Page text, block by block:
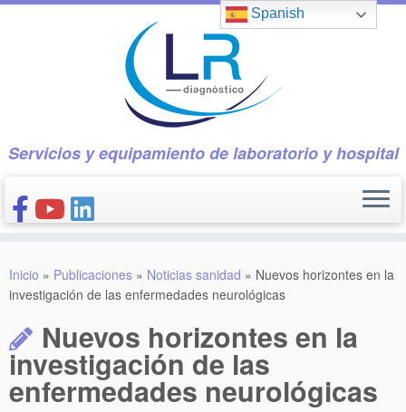
Saltar
Servicios y equipamiento de laboratorio y hospital
CONÓCENOS
PUBLICACIONES
CONTACTO
Inicio » Publicaciones » Noticias sanidad » Nuevos horizontes en la
investigación de las enfermedades neurológicas
Nuevos horizontes en la
investigación de las
enfermedades neurológicas
Spanish